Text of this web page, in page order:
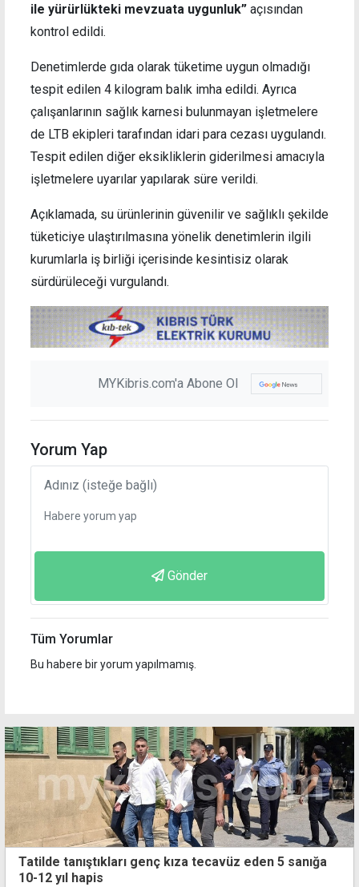
ile yürürlükteki mevzuata uygunluk” açısından
kontrol edildi.
Denetimlerde gıda olarak tüketime uygun olmadığı
tespit edilen 4 kilogram balık imha edildi. Ayrıca
çalışanlarının sağlık karnesi bulunmayan işletmelere
de LTB ekipleri tarafından idari para cezası uygulandı.
Tespit edilen diğer eksikliklerin giderilmesi amacıyla
işletmelere uyarılar yapılarak süre verildi.
Açıklamada, su ürünlerinin güvenilir ve sağlıklı şekilde
tüketiciye ulaştırılmasına yönelik denetimlerin ilgili
kurumlarla iş birliği içerisinde kesintisiz olarak
sürdürüleceği vurgulandı.
MYKibris.com'a Abone Ol
Yorum Yap
Gönder
Tüm Yorumlar
Bu habere bir yorum yapılmamış.
Tatilde tanıştıkları genç kıza tecavüz eden 5 sanığa
10-12 yıl hapis